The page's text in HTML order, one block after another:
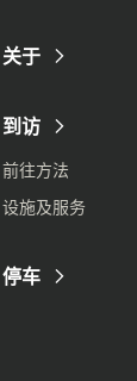
关于
到访
前往方法
设施及服务
停车